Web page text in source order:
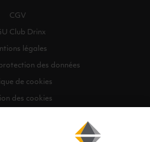
CGV
Club Drinx
légales
des données
de cookies
des cookies